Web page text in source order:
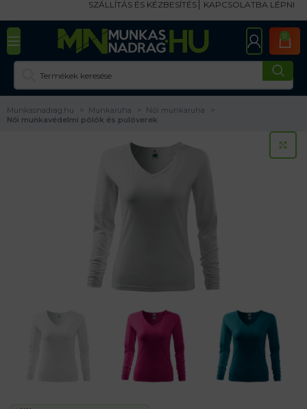
SZÁLLÍTÁS ÉS KÉZBESÍTÉS KAPCSOLATBA LÉPNI
0
Munkasnadrag.hu Munkaruha
Női munkaruha
Női munkavédelmi pólók és pulóverek